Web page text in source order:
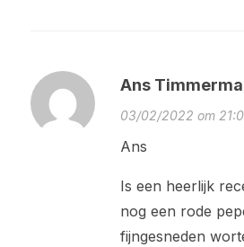
Ans
03/02/2022 om
Ans
Is een heerlijk
nog een rode
fijngesneden